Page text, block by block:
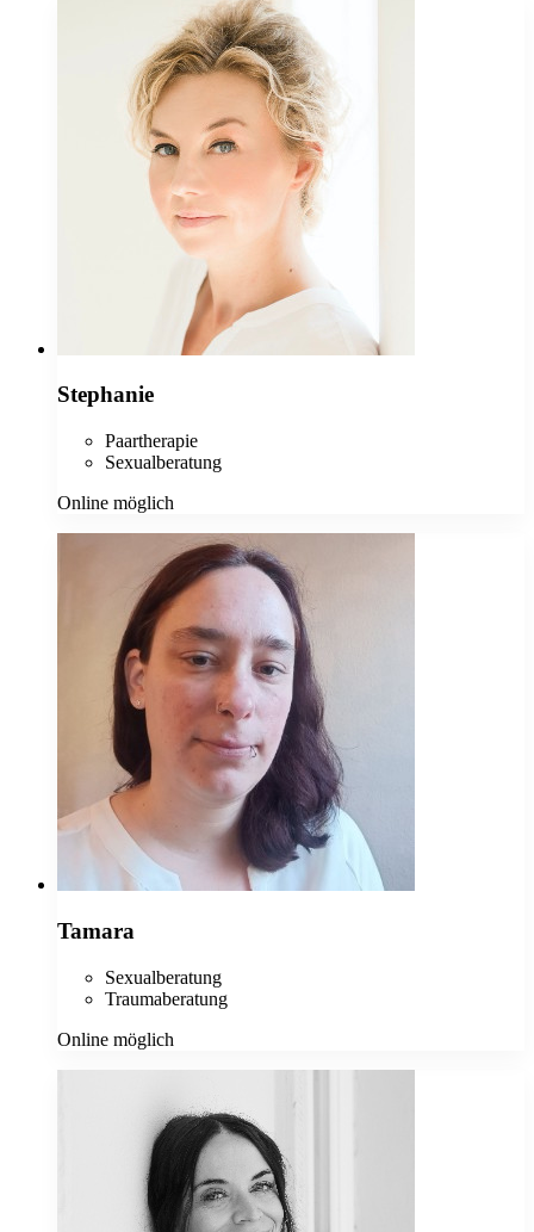
Stephanie
Paartherapie
Sexualberatung
Online möglich
Tamara
Sexualberatung
Traumaberatung
Online möglich